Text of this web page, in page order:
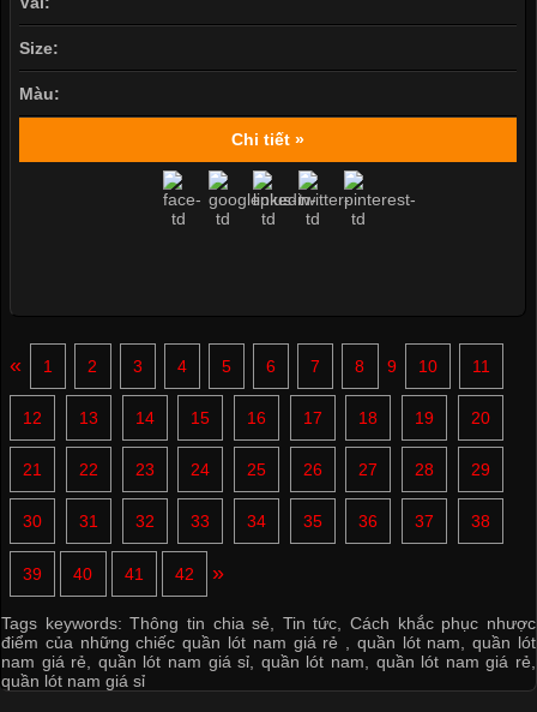
Size:
Màu:
Chi tiết »
« 1 2 3 4 5 6 7 8 9 10 11
12 13 14 15 16 17 18 19 20
21 22 23 24 25 26 27 28 29
30 31 32 33 34 35 36 37 38
39 40 41 42 »
Tags keywords:Thông tin chia sẻ, Tin tức,Cách khắc phục nhược
điểm của những chiếc quần lót nam giá rẻ , quần lót nam,quần lót
nam giá rẻ, quần lót nam giá sỉ, quần lót nam, quần lót nam giá rẻ,
quần lót nam giá sỉ